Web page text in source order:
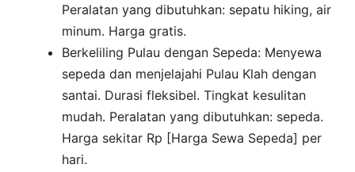
Peralatan yang dibutuhkan: sepatu hiking, air
minum. Harga gratis.
Berkeliling Pulau dengan Sepeda: Menyewa
sepeda dan menjelajahi Pulau Klah dengan
santai. Durasi fleksibel. Tingkat kesulitan
mudah. Peralatan yang dibutuhkan: sepeda.
Harga sekitar Rp [Harga Sewa Sepeda] per
hari.